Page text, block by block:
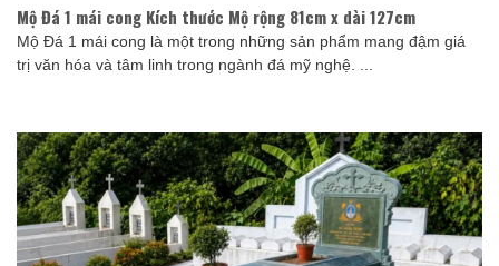
Mộ Đá 1 mái cong Kích thước Mộ rộng 81cm x dài 127cm
Mộ Đá 1 mái cong là một trong những sản phẩm mang đậm giá
trị văn hóa và tâm linh trong ngành đá mỹ nghệ. ...